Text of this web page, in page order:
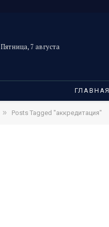
Пятница, 7 августа
ГЛАВНАЯ
» Posts Tagged "аккредитация"